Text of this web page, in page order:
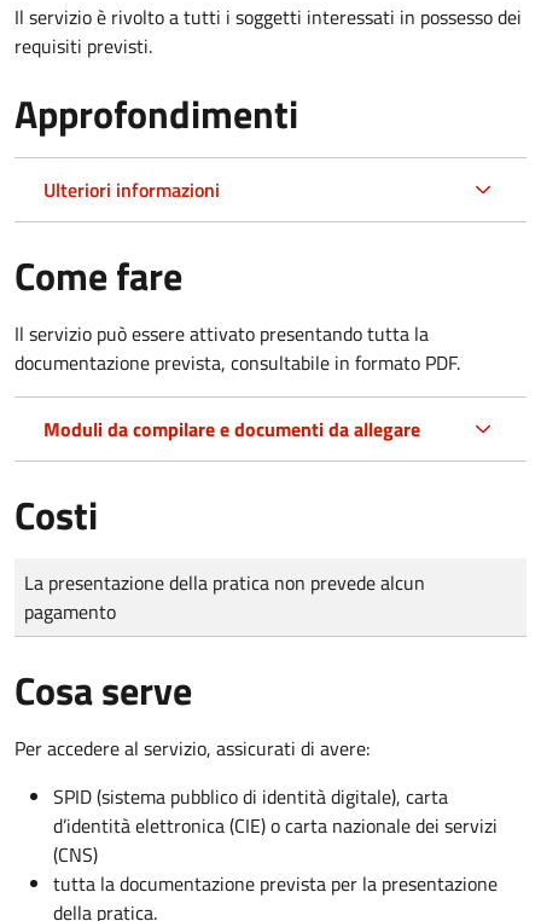
Il servizio è rivolto a tutti i soggetti interessati in possesso dei
requisiti previsti.
Approfondimenti
Ulteriori informazioni
Come fare
Il servizio può essere attivato presentando tutta la
documentazione prevista, consultabile in formato PDF.
Moduli da compilare e documenti da allegare
Costi
Tipo di pagamento
Importo
La presentazione della pratica non prevede alcun
pagamento
Cosa serve
Per accedere al servizio, assicurati di avere:
SPID (sistema pubblico di identità digitale), carta
d’identità elettronica (CIE) o carta nazionale dei servizi
(CNS)
tutta la documentazione prevista per la presentazione
della pratica.